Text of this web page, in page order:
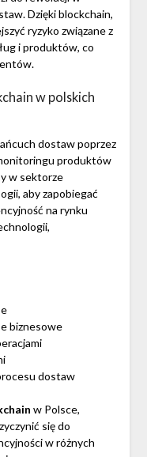
Dzięki blockchain,
ryzyko związane z
i produktów, co
w polskich
dostaw poprzez
produktów
w sektorze
aby zapobiegać
na rynku
biznesowe
dostaw
w Polsce,
się do
w różnych